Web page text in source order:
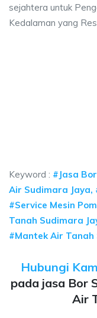
sejahtera untuk
Kedalaman yang
Keyword : #Jasa
Air Sudimara Jaya,
#Service Mesin
Tanah Sudimara
#Mantek Air Tanah
Hubungi
pada jasa Bor
Air